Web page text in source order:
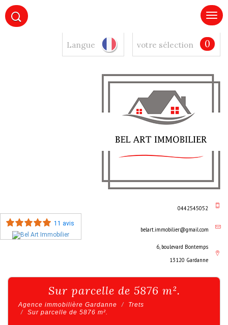
Langue votre sélection 0
0442545052
belart.immobilier@gmail.com
6, boulevard Bontemps
13120 Gardanne
11 avis
Sur parcelle de 5876 m².
Agence immobilière Gardanne
Trets
Sur parcelle de 5876 m².